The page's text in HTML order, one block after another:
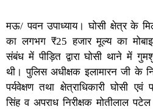
मऊ/ पवन उपाध्याय। घोसी क्षेत्र के
का लगभग ₹25 हजार मूल्य का
संबंध में पीड़ित द्वारा घोसी थाने में
थी। पुलिस अधीक्षक इलामारन जी के
पर्यवेक्षण तथा क्षेत्राधिकारी घोसी एवं
सिंह व अपराध निरीक्षक मोतीलाल